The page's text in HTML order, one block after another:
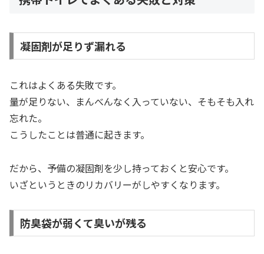
凝固剤が足りず漏れる
これはよくある失敗です。
量が足りない、まんべんなく入っていない、そもそも入れ
忘れた。
こうしたことは普通に起きます。
だから、予備の凝固剤を少し持っておくと安心です。
いざというときのリカバリーがしやすくなります。
防臭袋が弱くて臭いが残る